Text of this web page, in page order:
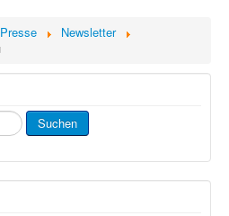
Presse
Newsletter
Suchen